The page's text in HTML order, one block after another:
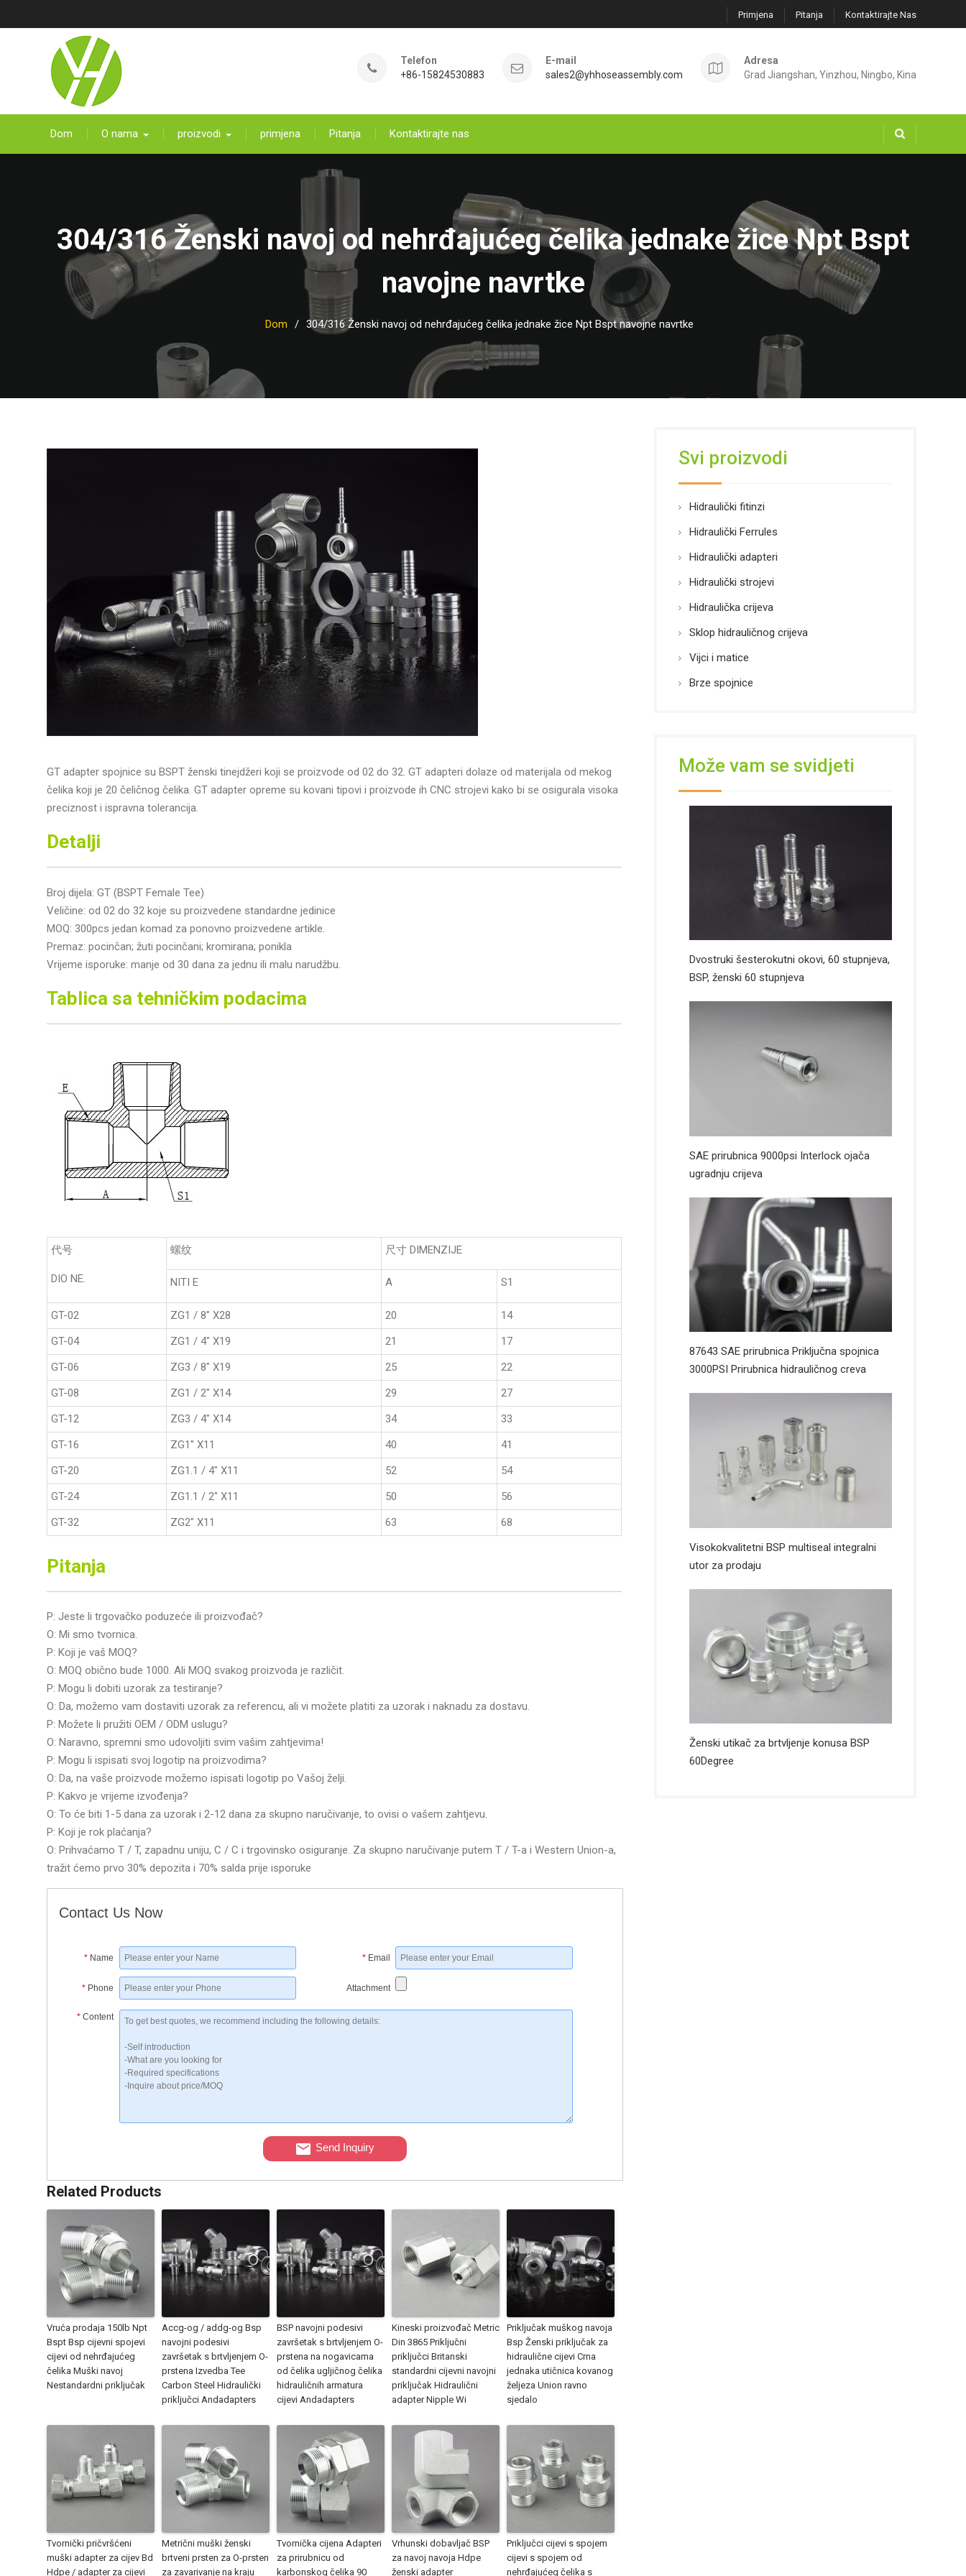
na
Primjena Pitanja Kontaktirajte Nas
Telefon
+86-15824530883
E-mail
sales2@yhhoseassembly.com
Adresa
Grad Jiangshan, Yinzhou, Ningbo, Kina
Dom O nama proizvodi primjena Pitanja Kontaktirajte nas
304/316 Ženski navoj od nehrđajućeg čelika jednake žice Npt Bspt
navojne navrtke
Dom 304/316 Ženski navoj od nehrđajućeg čelika jednake žice Npt Bspt navojne navrtke
GT adapter spojnice su BSPT ženski tinejdžeri koji se proizvode od 02 do 32. GT adapteri dolaze od materijala od mekog
čelika koji je 20 čeličnog čelika. GT adapter opreme su kovani tipovi i proizvode ih CNC strojevi kako bi se osigurala visoka
preciznost i ispravna tolerancija.
Detalji
Broj dijela: GT (BSPT Female Tee)
Veličine: od 02 do 32 koje su proizvedene standardne jedinice
MOQ: 300pcs jedan komad za ponovno proizvedene artikle.
Premaz: pocinčan; žuti pocinčani; kromirana; ponikla
Vrijeme isporuke: manje od 30 dana za jednu ili malu narudžbu.
Tablica sa tehničkim podacima
代号
DIO NE.
螺纹 尺寸 DIMENZIJE
NITI E A S1
GT-02 ZG1 / 8" X28 20
14
GT-04
ZG1 / 4" X19 21
17
GT-06
ZG3 / 8" X19 25
22
GT-08
ZG1 / 2" X14 29
27
GT-12
ZG3 / 4" X14 34
33
GT-16
ZG1" X11 40
41
GT-20
ZG1.1 / 4" X11 52
54
GT-24
ZG1.1 / 2" X11 50
56
GT-32
ZG2" X11 63 68
Pitanja
P: Jeste li trgovačko poduzeće ili proizvođač?
O: Mi smo tvornica.
P: Koji je vaš MOQ?
O: MOQ obično bude 1000. Ali MOQ svakog proizvoda je različit.
P: Mogu li dobiti uzorak za testiranje?
O: Da, možemo vam dostaviti uzorak za referencu, ali vi možete platiti za uzorak i naknadu za dostavu.
P: Možete li pružiti OEM / ODM uslugu?
O: Naravno, spremni smo udovoljiti svim vašim zahtjevima!
P: Mogu li ispisati svoj logotip na proizvodima?
O: Da, na vaše proizvode možemo ispisati logotip po Vašoj želji.
P: Kakvo je vrijeme izvođenja?
O: To će biti 1-5 dana za uzorak i 2-12 dana za skupno naručivanje, to ovisi o vašem zahtjevu.
P: Koji je rok plaćanja?
O: Prihvaćamo T / T, zapadnu uniju, C / C i trgovinsko osiguranje. Za skupno naručivanje putem T / T-a i Western Union-a,
tražit ćemo prvo 30% depozita i 70% salda prije isporuke
Contact Us Now
* Name * Email
* Phone Attachment
* Content
Send Inquiry
Related Products
Vruća prodaja 150lb Npt
Bspt Bsp cijevni spojevi
cijevi od nehrđajućeg
čelika Muški navoj
Nestandardni priključak
Accg-og / addg-og Bsp
navojni podesivi
završetak s brtvljenjem O-
prstena Izvedba Tee
Carbon Steel Hidraulički
priključci Andadapters
BSP navojni podesivi
završetak s brtvljenjem O-
prstena na nogavicama
od čelika ugljičnog čelika
hidrauličnih armatura
cijevi Andadapters
Kineski proizvođač Metric
Din 3865 Priključni
priključci Britanski
standardni cijevni navojni
priključak Hidraulični
adapter Nipple Wi
Priključak muškog navoja
Bsp Ženski priključak za
hidraulične cijevi Crna
jednaka utičnica kovanog
željeza Union ravno
sjedalo
Tvornički pričvršćeni
muški adapter za cijev Bd
Hdpe / adapter za cijevi
Metrični muški ženski
brtveni prsten za O-prsten
za zavarivanje na kraju
Tvornička cijena Adapteri
za prirubnicu od
karbonskog čelika 90
Vrhunski dobavljač BSP
za navoj navoja Hdpe
ženski adapter
Priključci cijevi s spojem
cijevi s spojem od
nehrđajućeg čelika s
Svi proizvodi
Hidraulički fitinzi
Hidraulički Ferrules
Hidraulički adapteri
Hidraulički strojevi
Hidraulička crijeva
Sklop hidrauličnog crijeva
Vijci i matice
Brze spojnice
Može vam se svidjeti
Dvostruki šesterokutni okovi, 60 stupnjeva,
BSP, ženski 60 stupnjeva
SAE prirubnica 9000psi Interlock ojača
ugradnju crijeva
87643 SAE prirubnica Priključna spojnica
3000PSI Prirubnica hidrauličnog creva
Visokokvalitetni BSP multiseal integralni
utor za prodaju
Ženski utikač za brtvljenje konusa BSP
60Degree